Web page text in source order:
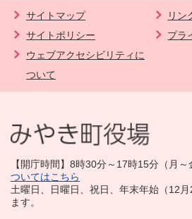
サイトマップ
リン
サイトポリシー
プラ
ウェブアクセシビリティに
ついて
【開庁時間】8時30分～17時15分（月
ついてはこちら
土曜日、日曜日、祝日、年末年始（12
ます。